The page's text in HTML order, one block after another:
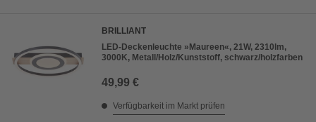
BRILLIANT
LED-Deckenleuchte »Maureen«, 21W, 2310lm,
3000K, Metall/Holz/Kunststoff, schwarz/holzfarben
49,99 €
Verfügbarkeit im Markt prüfen